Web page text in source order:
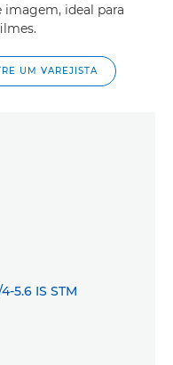
ideal para
UM VAREJISTA